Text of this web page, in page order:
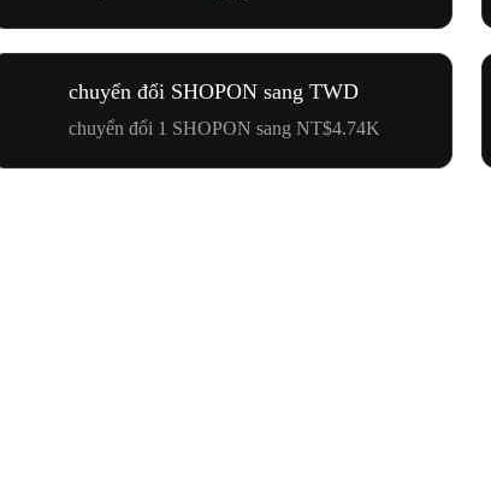
chuyển đổi SHOPON sang TWD
chuyển đổi 1 SHOPON sang NT$4.74K